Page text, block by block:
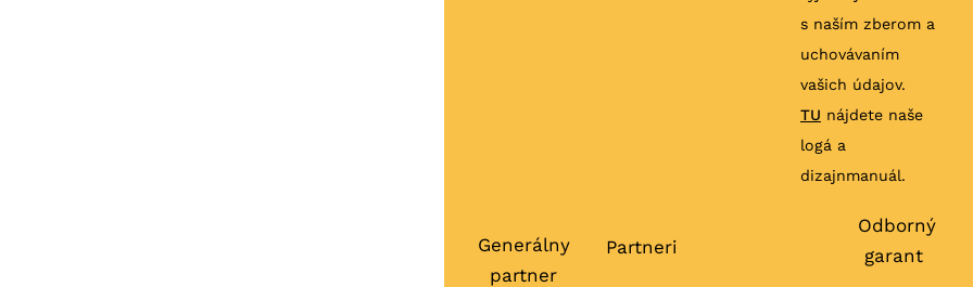
s naším zberom a
uchovávaním
vašich údajov.
TU nájdete naše
logá a
dizajnmanuál.
Generálny
partner
Partneri
Odborný
garant